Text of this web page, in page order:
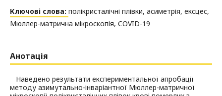
Ключові слова: полікристалічні плівки, асиметрія, ексцес,
Мюллер-матрична мікроскопія, COVID-19
Анотація
Наведено результати експериментальної апробації
методу азимутально-інваріантної Мюллер-матричної